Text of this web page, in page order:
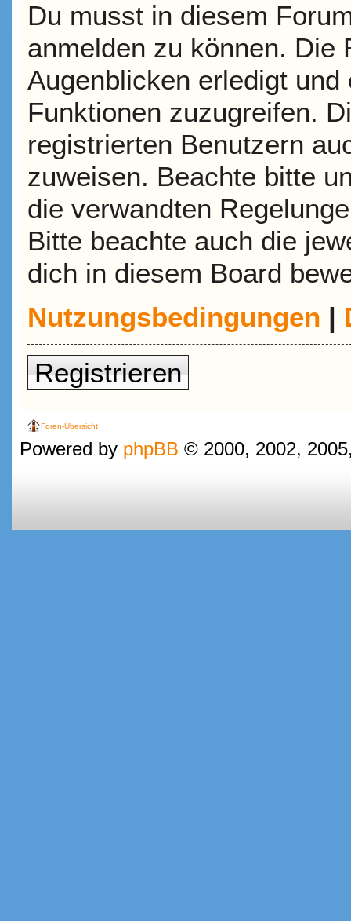
Du musst in diesem
anmelden zu können. Die
Augenblicken erledigt
Funktionen zuzugreifen.
registrierten Benutzern
zuweisen. Beachte bitte
die verwandten
Bitte beachte auch die
dich in diesem Board
Nutzungsbedingungen |
Registrieren
Foren-Übersicht
Powered by phpBB © 2000, 2002,